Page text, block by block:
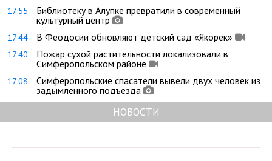
17:55
Библиотеку в Алупке превратили в современный
культурный центр
17:44 В Феодосии обновляют детский сад «Якорёк»
17:40
Пожар сухой растительности локализовали в
Симферопольском районе
17:08
Симферопольские спасатели вывели двух человек из
задымленного подъезда
НОВОСТИ